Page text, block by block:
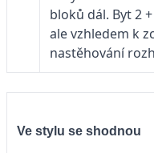
bloků dál. Byt 2
ale vzhledem k
nastěhování
Ve stylu se shodnou